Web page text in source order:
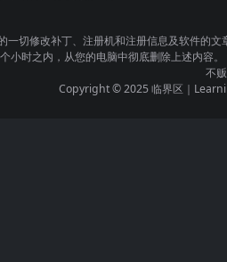
一切修改补丁、注册机和注册信息及软件的
小时之内，从您的电脑中彻底删除上述内容
不
Copyright © 2025临界区｜